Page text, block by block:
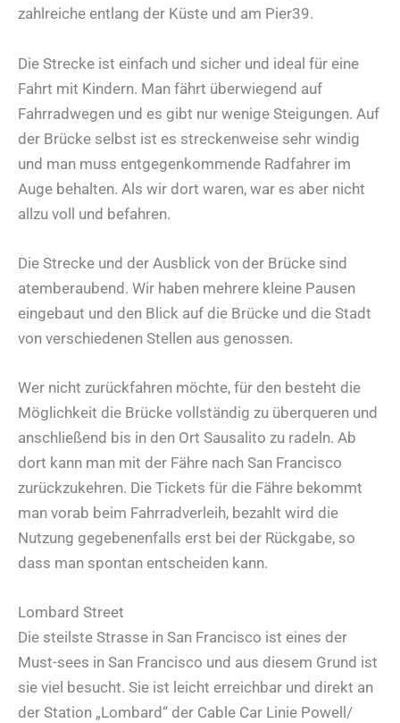
zahlreiche entlang der Küste und am Pier39.
Die Strecke ist einfach und sicher und ideal für eine
Fahrt mit Kindern. Man fährt überwiegend auf
Fahrradwegen und es gibt nur wenige Steigungen. Auf
der Brücke selbst ist es streckenweise sehr windig
und man muss entgegenkommende Radfahrer im
Auge behalten. Als wir dort waren, war es aber nicht
allzu voll und befahren.
Die Strecke und der Ausblick von der Brücke sind
atemberaubend. Wir haben mehrere kleine Pausen
eingebaut und den Blick auf die Brücke und die Stadt
von verschiedenen Stellen aus genossen.
Wer nicht zurückfahren möchte, für den besteht die
Möglichkeit die Brücke vollständig zu überqueren und
anschließend bis in den Ort Sausalito zu radeln. Ab
dort kann man mit der Fähre nach San Francisco
zurückzukehren. Die Tickets für die Fähre bekommt
man vorab beim Fahrradverleih, bezahlt wird die
Nutzung gegebenenfalls erst bei der Rückgabe, so
dass man spontan entscheiden kann.
Lombard Street
Die steilste Strasse in San Francisco ist eines der
Must-sees in San Francisco und aus diesem Grund ist
sie viel besucht. Sie ist leicht erreichbar und direkt an
der Station „Lombard“ der Cable Car Linie Powell/